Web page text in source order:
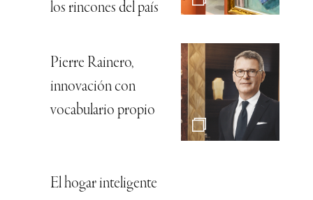
los rincones del país
Pierre Rainero,
innovación con
vocabulario propio
El hogar inteligente